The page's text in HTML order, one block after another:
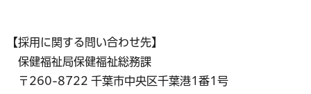
【採用に関する問い合わせ先】
保健福祉局保健福祉総務課
〒260-8722 千葉市中央区千葉港1番1号